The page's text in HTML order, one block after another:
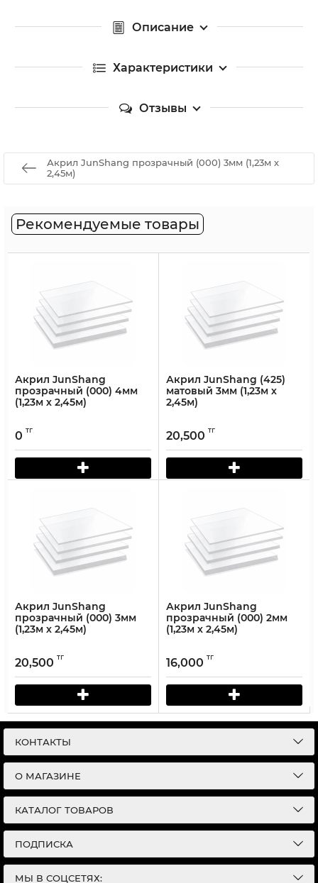
Описание
Характеристики
Отзывы
Акрил JunShang прозрачный (000) 3мм (1,23м х
2,45м)
Рекомендуемые товары
Акрил JunShang
прозрачный (000) 4мм
(1,23м х 2,45м)
0 тг
Акрил JunShang (425)
матовый 3мм (1,23м х
2,45м)
20,500 тг
Акрил JunShang
прозрачный (000) 3мм
(1,23м х 2,45м)
20,500 тг
Акрил JunShang
прозрачный (000) 2мм
(1,23м х 2,45м)
16,000 тг
КОНТАКТЫ
О МАГАЗИНЕ
КАТАЛОГ ТОВАРОВ
ПОДПИСКА
МЫ В СОЦСЕТЯХ: